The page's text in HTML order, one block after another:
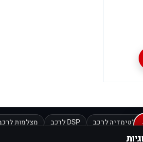
מולטימדיה לרכב DSP לרכב מצלמות